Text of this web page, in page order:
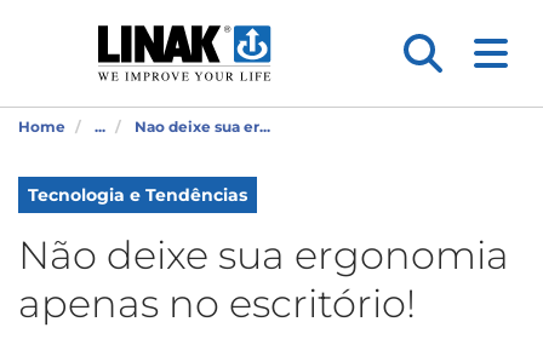
Home ... Nao deixe sua er...
Tecnologia e Tendências
Não deixe sua ergonomia
apenas no escritório!